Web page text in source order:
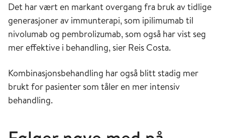
Det har vært en markant overgang fra bruk av tidlige
generasjoner av immunterapi, som ipilimumab til
nivolumab og pembrolizumab, som også har vist seg
mer effektive i behandling, sier Reis Costa.
Kombinasjonsbehandling har også blitt stadig mer
brukt for pasienter som tåler en mer intensiv
behandling.